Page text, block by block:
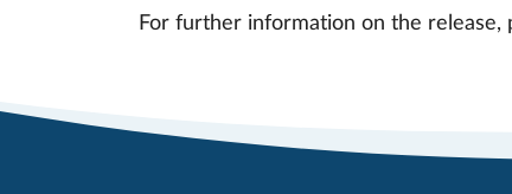
For further information on the release,